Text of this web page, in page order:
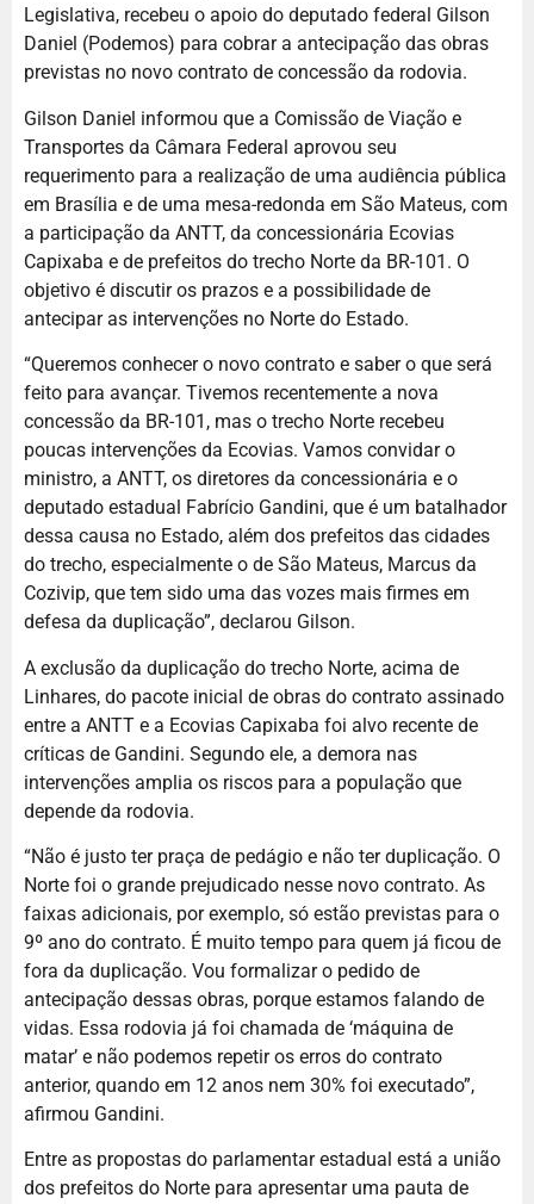
Legislativa, recebeu o apoio do deputado federal Gilson
Daniel (Podemos) para cobrar a antecipação das obras
previstas no novo contrato de concessão da rodovia.
Gilson Daniel informou que a Comissão de Viação e
Transportes da Câmara Federal aprovou seu
requerimento para a realização de uma audiência pública
em Brasília e de uma mesa-redonda em São Mateus, com
a participação da ANTT, da concessionária Ecovias
Capixaba e de prefeitos do trecho Norte da BR-101. O
objetivo é discutir os prazos e a possibilidade de
antecipar as intervenções no Norte do Estado.
“Queremos conhecer o novo contrato e saber o que será
feito para avançar. Tivemos recentemente a nova
concessão da BR-101, mas o trecho Norte recebeu
poucas intervenções da Ecovias. Vamos convidar o
ministro, a ANTT, os diretores da concessionária e o
deputado estadual Fabrício Gandini, que é um batalhador
dessa causa no Estado, além dos prefeitos das cidades
do trecho, especialmente o de São Mateus, Marcus da
Cozivip, que tem sido uma das vozes mais firmes em
defesa da duplicação”, declarou Gilson.
A exclusão da duplicação do trecho Norte, acima de
Linhares, do pacote inicial de obras do contrato assinado
entre a ANTT e a Ecovias Capixaba foi alvo recente de
críticas de Gandini. Segundo ele, a demora nas
intervenções amplia os riscos para a população que
depende da rodovia.
“Não é justo ter praça de pedágio e não ter duplicação. O
Norte foi o grande prejudicado nesse novo contrato. As
faixas adicionais, por exemplo, só estão previstas para o
9º ano do contrato. É muito tempo para quem já ficou de
fora da duplicação. Vou formalizar o pedido de
antecipação dessas obras, porque estamos falando de
vidas. Essa rodovia já foi chamada de ‘máquina de
matar’ e não podemos repetir os erros do contrato
anterior, quando em 12 anos nem 30% foi executado”,
afirmou Gandini.
Entre as propostas do parlamentar estadual está a união
dos prefeitos do Norte para apresentar uma pauta de